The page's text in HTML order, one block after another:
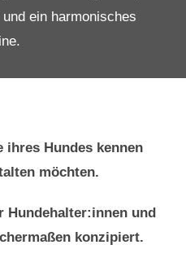
ein harmonisches
ihres Hundes kennen
möchten.
Hundehalter:innen und
konzipiert.